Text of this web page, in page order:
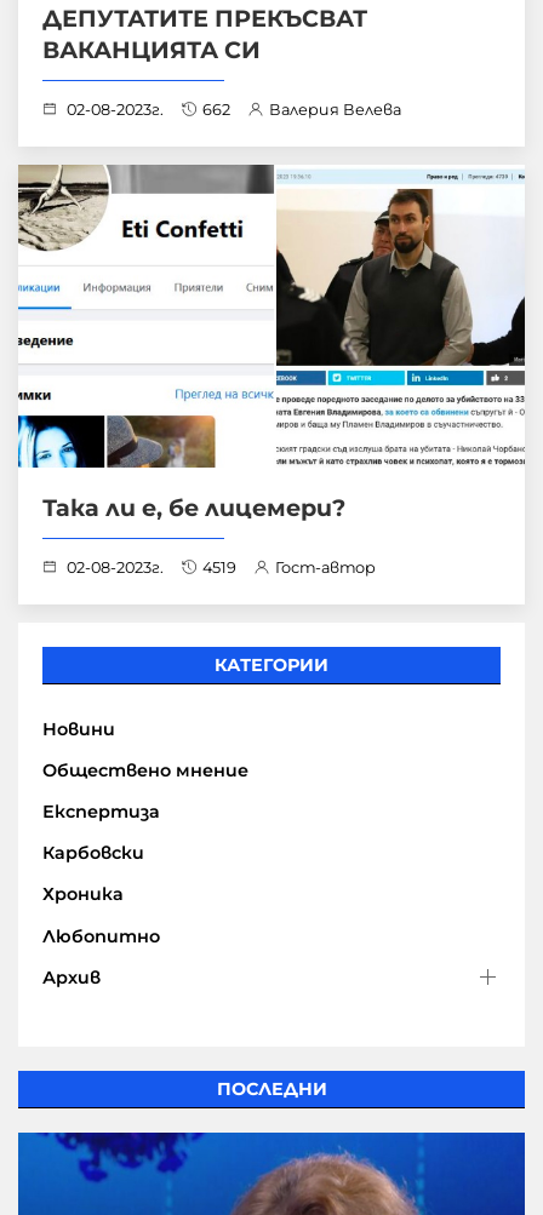
ДЕПУТАТИТЕ ПРЕКЪСВАТ
ВАКАНЦИЯТА СИ
02-08-2023г. 662 Валерия Велева
Така ли е, бе лицемери?
02-08-2023г. 4519 Гост-автор
КАТЕГОРИИ
Новини
Обществено мнение
Експертиза
Карбовски
Хроника
Любопитно
Архив
ПОСЛЕДНИ